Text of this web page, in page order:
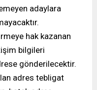
adaylara
hak kazanan
bilgileri
gönderilecektir.
adres tebligat